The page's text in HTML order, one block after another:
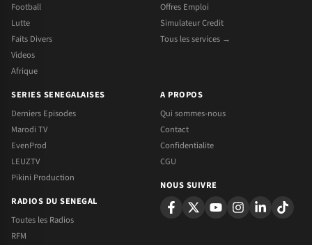
Football
Lutte
Faits Divers
Videos
Afrique
Offres Emploi
Simulateur Credit
Tous les services →
SERIES SENEGALAISES
Derniers Episodes
Marodi TV
EvenProd
LEUZTV
Pikini Production
RADIOS DU SENEGAL
Toutes les Radios
RFM
A PROPOS
Qui sommes-nous
Contact
Confidentialite
CGU
NOUS SUIVRE